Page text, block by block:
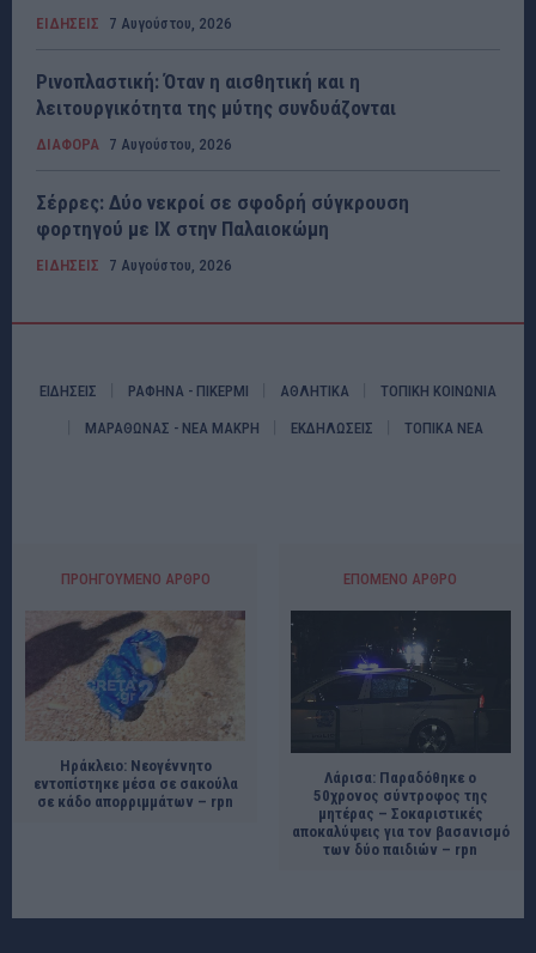
ΕΙΔΗΣΕΙΣ 7 Αυγούστου, 2026
Ρινοπλαστική: Όταν η αισθητική και η
λειτουργικότητα της μύτης συνδυάζονται
ΔΙΑΦΟΡΑ 7 Αυγούστου, 2026
Σέρρες: Δύο νεκροί σε σφοδρή σύγκρουση
φορτηγού με ΙΧ στην Παλαιοκώμη
ΕΙΔΗΣΕΙΣ 7 Αυγούστου, 2026
ΕΙΔΗΣΕΙΣ ΡΑΦΗΝΑ - ΠΙΚΕΡΜΙ ΑΘΛΗΤΙΚΑ ΤΟΠΙΚΗ ΚΟΙΝΩΝΙΑ
ΜΑΡΑΘΩΝΑΣ - ΝΕΑ ΜΑΚΡΗ ΕΚΔΗΛΩΣΕΙΣ ΤΟΠΙΚΑ ΝΕΑ
ΠΡΟΗΓΟΎΜΕΝΟ ΆΡΘΡΟ
Ηράκλειο: Νεογέννητο
εντοπίστηκε μέσα σε σακούλα
σε κάδο απορριμμάτων – rpn
ΕΠΌΜΕΝΟ ΆΡΘΡΟ
Λάρισα: Παραδόθηκε ο
50χρονος σύντροφος της
μητέρας – Σοκαριστικές
αποκαλύψεις για τον βασανισμό
των δύο παιδιών – rpn